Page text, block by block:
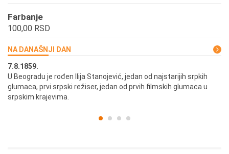
Farbanje
100,00 RSD
NA DANAŠNJI DAN
7.8.1859.
U Beogradu je rođen Ilija Stanojević, jedan od najstarijih srpkih
glumaca, prvi srpski režiser, jedan od prvih filmskih glumaca u
srpskim krajevima.